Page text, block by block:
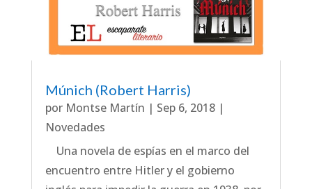
Múnich (Robert Harris)
por Montse Martín | Sep 6, 2018|
Novedades
Una novela de espías en el marco del
encuentro entre Hitler y el gobierno